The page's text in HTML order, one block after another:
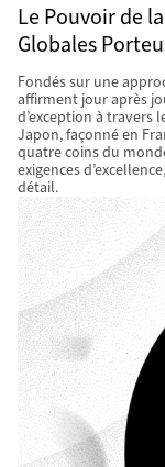
Le Pouvoir de
Globales
Fondés sur une
affirment jour après
d’exception à travers
Japon, façonné en
quatre coins du
exigences
détail.